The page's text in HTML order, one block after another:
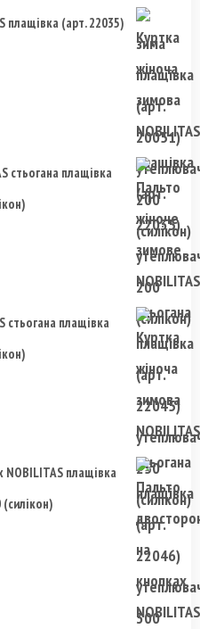
плащівка (арт. 22035)
стьогана плащівка
стьогана плащівка
плащівка